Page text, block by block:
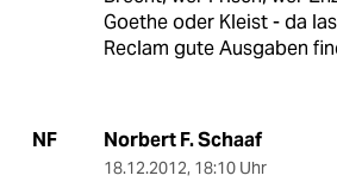
Goethe oder Kleist - da
Reclam gute Ausgaben
NF Norbert F. Schaaf
18.12.2012, 18:10 Uhr